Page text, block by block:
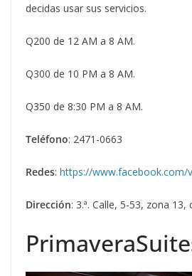
decidas usar sus servicios.
Q200 de 12 AM a 8 AM.
Q300 de 10 PM a 8 AM.
Q350 de 8:30 PM a 8 AM.
Teléfono: 2471-0663
Redes: https://www.facebook.com/
Dirección: 3.ª. Calle, 5-53, zona